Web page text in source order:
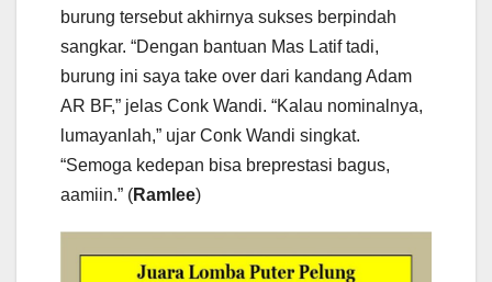
burung tersebut akhirnya sukses berpindah
sangkar. “Dengan bantuan Mas Latif tadi,
burung ini saya take over dari kandang Adam
AR BF,” jelas Conk Wandi. “Kalau nominalnya,
lumayanlah,” ujar Conk Wandi singkat.
“Semoga kedepan bisa breprestasi bagus,
aamiin.” (Ramlee)